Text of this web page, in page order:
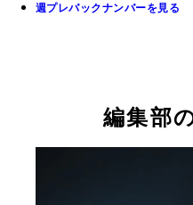
週プレバックナンバーを見る
編集部